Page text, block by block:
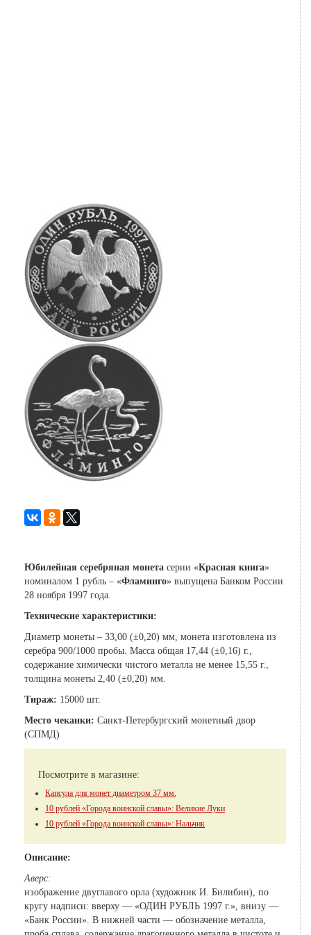
Юбилейная серебряная монета серии «Красная книга»
номиналом 1 рубль – «Фламинго» выпущена Банком России
28 ноября 1997 года.
Технические характеристики:
Диаметр монеты – 33,00 (±0,20) мм, монета изготовлена из
серебра 900/1000 пробы. Масса общая 17,44 (±0,16) г.,
содержание химически чистого металла не менее 15,55 г.,
толщина монеты 2,40 (±0,20) мм.
Тираж: 15000 шт.
Место чеканки: Санкт-Петербургский монетный двор
(СПМД)
Посмотрите в магазине:
Капсула для монет диаметром 37 мм.
10 рублей «Города воинской славы»: Великие Луки
10 рублей «Города воинской славы»: Нальчик
Описание:
Аверс:
изображение двуглавого орла (художник И. Билибин), по
кругу надписи: вверху — «ОДИН РУБЛЬ 1997 г.», внизу —
«Банк России». В нижней части — обозначение металла,